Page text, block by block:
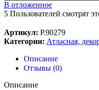
В отложенное
5 Пользователей смотрят
Артикул: Р.90279
Категории: Атласная,
Описание
Отзывы (0)
Описание